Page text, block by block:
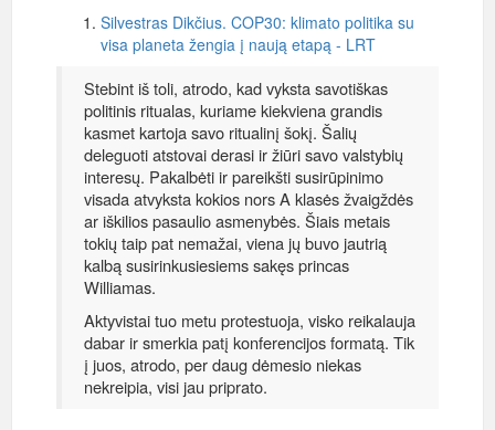
Silvestras Dikčius. COP30: klimato politika su
visa planeta žengia į naują etapą - LRT
Stebint iš toli, atrodo, kad vyksta savotiškas
politinis ritualas, kuriame kiekviena grandis
kasmet kartoja savo ritualinį šokį. Šalių
deleguoti atstovai derasi ir žiūri savo valstybių
interesų. Pakalbėti ir pareikšti susirūpinimo
visada atvyksta kokios nors A klasės žvaigždės
ar iškilios pasaulio asmenybės. Šiais metais
tokių taip pat nemažai, viena jų buvo jautrią
kalbą susirinkusiesiems sakęs princas
Williamas.
Aktyvistai tuo metu protestuoja, visko reikalauja
dabar ir smerkia patį konferencijos formatą. Tik
į juos, atrodo, per daug dėmesio niekas
nekreipia, visi jau priprato.